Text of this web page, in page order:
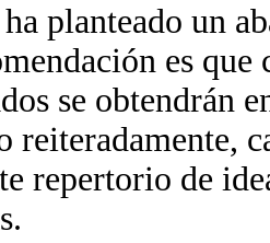
planteado un
es que
se obtendrán
reiteradamente,
repertorio de